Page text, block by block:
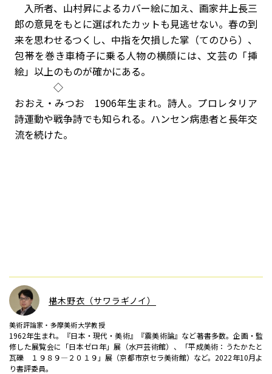
入所者、山村昇によるカバー絵に加え、画家井上長三
郎の意見をもとに選ばれたカットも見逃せない。春の到
来を思わせるつくし、中指を欠損した掌（てのひら）、
包帯を巻き車椅子に乗る人物の横顔には、文芸の「挿
絵」以上のものが確かにある。
◇
おおえ・みつお 1906年生まれ。詩人。プロレタリア
詩運動や戦争詩でも知られる。ハンセン病患者と長年交
流を続けた。
椹木野衣（サワラギノイ）
美術評論家・多摩美術大学教授
1962年生まれ。『日本・現代・美術』『震美術論』など著書多数。企画・監
修した展覧会に「日本ゼロ年」展（水戸芸術館）、「平成美術：うたかたと
瓦礫 １９８９―２０１９」展（京都市京セラ美術館）など。2022年10月よ
り書評委員。